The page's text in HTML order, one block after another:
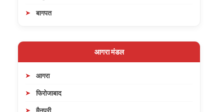
बागपत
आगरा मंडल
आगरा
फिरोजाबाद
मैनपुरी